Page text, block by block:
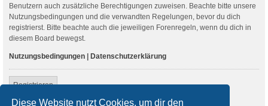
Diese Website nutzt Cookies, um dir den
Benutzern auch zusätzliche Berechtigungen zuweisen. Beachte bitte unsere
Nutzungsbedingungen und die verwandten Regelungen, bevor du dich
registrierst. Bitte beachte auch die jeweiligen Forenregeln, wenn du dich in
diesem Board bewegst.
Nutzungsbedingungen | Datenschutzerklärung
Registrieren